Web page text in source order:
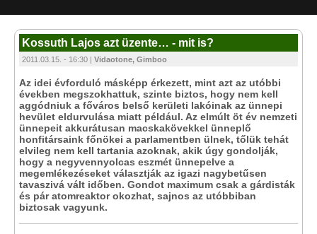
Kossuth Lajos azt üzente… - mit is?
2011.03.15. - 16:30 | Vidaotone, Gimboo
Az idei évforduló másképp érkezett, mint azt az utóbbi
években megszokhattuk, szinte biztos, hogy nem kell
aggódniuk a főváros belső kerületi lakóinak az ünnepi
hevület eldurvulása miatt például. Az elmúlt öt év nemzeti
ünnepeit akkurátusan macskakövekkel ünneplő
honfitársaink főnökei a parlamentben ülnek, tőlük tehát
elvileg nem kell tartania azoknak, akik úgy gondolják,
hogy a negyvennyolcas eszmét ünnepelve a
megemlékezéseket választják az igazi nagybetűsen
tavaszivá vált időben. Gondot maximum csak a gárdisták
és pár atomreaktor okozhat, sajnos az utóbbiban
biztosak vagyunk.